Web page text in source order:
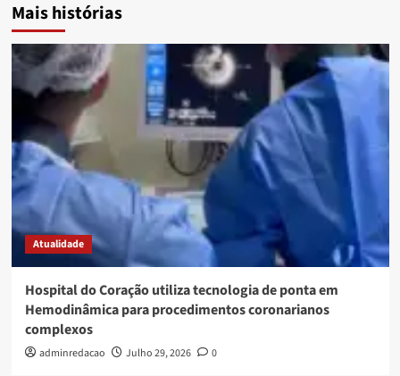
Mais histórias
Atualidade
Hospital do Coração utiliza tecnologia de ponta em
Hemodinâmica para procedimentos coronarianos
complexos
adminredacao Julho 29, 2026 0